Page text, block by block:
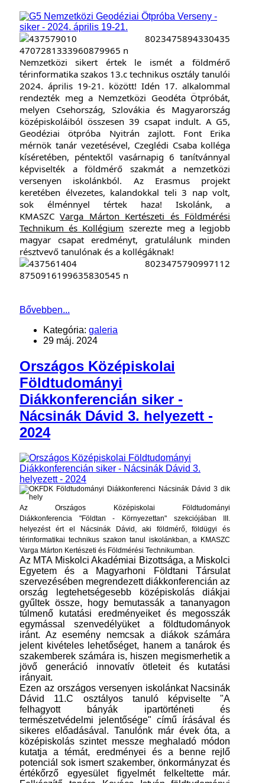
Nemzetközi sikert értek le ismét a földmérő
térinformatika szakos 13.c technikus osztály tanulói
2024. április 19-21. között! Idén 17. alkalommal
rendezték meg a Nemzetközi Geodéta Ötpróbát,
melyen Csehország, Szlovákia és Magyarország
középiskoláiból összesen 39 csapat indult. A G5,
Geodéziai ötpróba Nyitrán zajlott. Font Erika
mérnök tanár vezetésével, Czeglédi Csaba kolléga
kíséretében, péntektől vasárnapig 6 tanítvánnyal
képviselték a földmérő szakmát a nemzetközi
versenyen iskolánkból. Az Erasmus projekt
keretében élvezetes, kalandokkal teli 3 nap volt,
sok élménnyel tértek haza! Iskolánk, a
KMASZCVarga Márton Kertészeti és Földmérési
Technikum és Kollégium szerezte meg a legjobb
magyar csapat eredményt, gratulálunk minden
résztvevő tanulónak és a kollégáknak!
Bővebben...
Kategória: galeria
29 máj. 2024
Országos Középiskolai
Földtudományi
Diákkonferencián siker -
Nácsinák Dávid 3. helyezett -
2024
Az Országos Középiskolai Földtudományi
Diákkonferencia "Földtan - Környezettan" szekciójában III.
helyezést ért el Nácsinák Dávid, aki földmérő, földügyi és
térinformatikai technikus szakon tanul iskolánkban, a KMASZC
Varga Márton Kertészeti és Földmérési Technikumban.
Az MTA Miskolci Akadémiai Bizottsága, a Miskolci
Egyetem és a Magyarhoni Földtani Társulat
szervezésében megrendezett diákkonferencián az
ország legtehetségesebb középiskolás diákjai
gyűltek össze, hogy bemutassák a tananyagon
túlmenő kutatási eredményeiket és megosszák
egymással szenvedélyüket a földtudományok
iránt. Az esemény nemcsak a diákok számára
jelent kivételes lehetőséget, hanem a tanárok és
szakemberek számára is, hiszen megismerhetik a
jövő generáció innovatív ötleteit és kutatási
irányait.
Ezen az országos versenyen iskolánkat Nacsinák
Dávid 11.C osztályos tanuló képviselte "A
felhagyott bányák ipartörténeti és
természetvédelmi jelentősége" című írásával és
sikeres előadásával. Tanulónk már évek óta, a
középiskolás szintet messze meghaladó módon
kutatja a témát, eredményei és a benne rejlő
potenciál sok ismert szakember, önkormányzat és
értékőrző egyesület figyelmét felkeltette már.